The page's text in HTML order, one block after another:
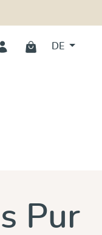
0 Produkte auf dem
DE
Pur